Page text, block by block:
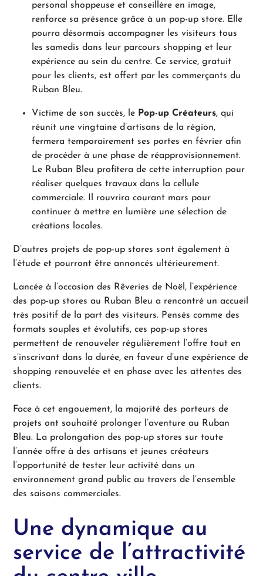
personal shoppeuse et conseillère en image,
renforce sa présence grâce à un pop-up store. Elle
pourra désormais accompagner les visiteurs tous
les samedis dans leur parcours shopping et leur
expérience au sein du centre. Ce service, gratuit
pour les clients, est offert par les commerçants du
Ruban Bleu.
Victime de son succès, le Pop-up Créateurs, qui
réunit une vingtaine d’artisans de la région,
fermera temporairement ses portes en février afin
de procéder à une phase de réapprovisionnement.
Le Ruban Bleu profitera de cette interruption pour
réaliser quelques travaux dans la cellule
commerciale. Il rouvrira courant mars pour
continuer à mettre en lumière une sélection de
créations locales.
D’autres projets de pop-up stores sont également à
l’étude et pourront être annoncés ultérieurement.
Lancée à l’occasion des Rêveries de Noël, l’expérience
des pop-up stores au Ruban Bleu a rencontré un accueil
très positif de la part des visiteurs. Pensés comme des
formats souples et évolutifs, ces pop-up stores
permettent de renouveler régulièrement l’offre tout en
s’inscrivant dans la durée, en faveur d’une expérience de
shopping renouvelée et en phase avec les attentes des
clients.
Face à cet engouement, la majorité des porteurs de
projets ont souhaité prolonger l’aventure au Ruban
Bleu. La prolongation des pop-up stores sur toute
l’année offre à des artisans et jeunes créateurs
l’opportunité de tester leur activité dans un
environnement grand public au travers de l’ensemble
des saisons commerciales.
Une dynamique au
service de l’attractivité